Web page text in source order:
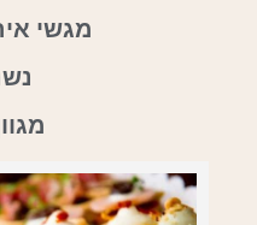
מגשי אירוח
מגוון